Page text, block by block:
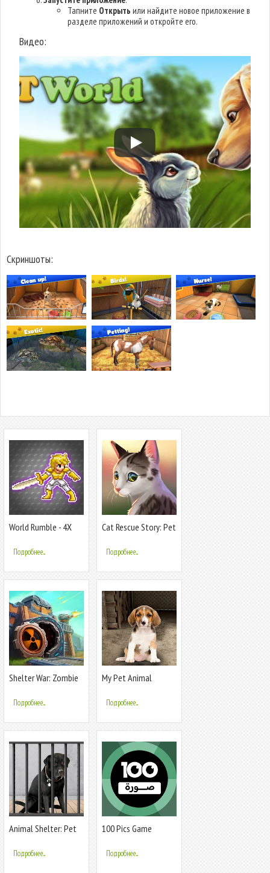
Тапните Открыть или найдите новое приложение в
разделе приложений и откройте его.
Видео:
Скриншоты:
World Rumble - 4X
Подробнее...
Cat Rescue Story: Pet
Подробнее...
Shelter War: Zombie
Подробнее...
My Pet Animal
Подробнее...
Animal Shelter: Pet
Подробнее...
100 Pics Game
Подробнее...